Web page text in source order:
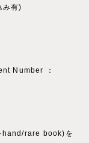
み有)
Number ：
hand/rare book)を